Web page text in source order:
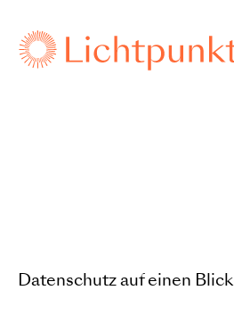
Datenschutz auf einen Blick